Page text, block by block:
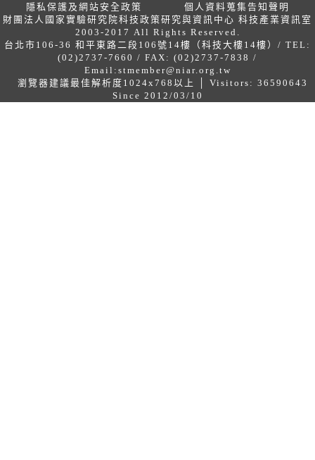
隱私保護及網站安全政策
個人資料蒐集告知聲明
財團法人國家實驗研究院科技政策研究與資訊中心 科技產業資訊室
2003-2017 All Rights Reserved.
台北市106-36 和平東路二段106號14樓（科技大樓14樓）/ TEL:
(02)2737-7660 / FAX: (02)2737-7838 /
Email: stmember@niar.org.tw
瀏覽器建議最佳解析度1024x768以上 │ Visitors: 36590643
Since 2012/03/10